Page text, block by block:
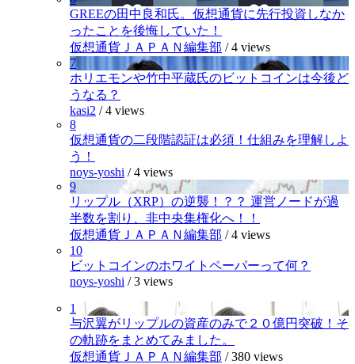
GREEの田中良和氏。仮想通貨に先行投資しなか
ったことを後悔していた！
仮想通貨ＪＡＰＡＮ編集部 /4 views
7
ホリエモンや竹中平蔵氏のビットコインは今後ど
うなる？
kasi2 /4 views
8
仮想通貨の二段階認証は必須！仕組みを理解しよ
う！
noys-yoshi /4 views
9
リップル（XRP）の逆襲！？？ 運営ノードが過
半数を割り、非中央集権化へ！！
仮想通貨ＪＡＰＡＮ編集部 /4 views
10
ビットコインのホワイトペーパーって何？
noys-yoshi /3 views
1
与沢翼がリップルの資産のみで２０億円突破！そ
の軌跡をまとめてみました。
仮想通貨ＪＡＰＡＮ編集部 /380 views